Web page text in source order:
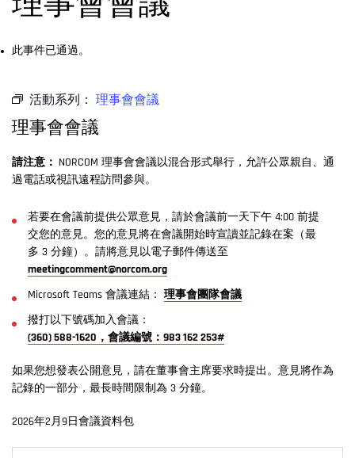
此事件已通過。
活動系列： 理事會會議
理事會會議
請注意： NORCOM 理事會會議以混合形式舉行，允許公眾親自、通
過電話或視訊遠程訪問參與。
若要在會議前提供公眾意見，請於會議前一天下午 4:00 前提
交您的意見。您的意見將在會議開始時宣讀並記錄在案（最
多 3 分鐘）。請將意見以電子郵件傳送至
meetingcomment@norcom.org
Microsoft Teams 會議連結： 理事會團隊會議
撥打以下號碼加入會議：
(360) 588-1620，會議編號：983 162 253#
如果您想發表公開意見，請在董事會主席要求時提出。意見將作為
記錄的一部分，最長時間限制為 3 分鐘。
2026年2月9日會議資料包